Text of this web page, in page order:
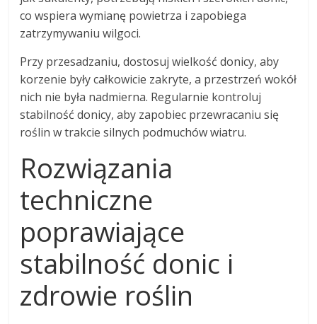
co wspiera wymianę powietrza i zapobiega
zatrzymywaniu wilgoci.
Przy przesadzaniu, dostosuj wielkość donicy, aby
korzenie były całkowicie zakryte, a przestrzeń wokół
nich nie była nadmierna. Regularnie kontroluj
stabilność donicy, aby zapobiec przewracaniu się
roślin w trakcie silnych podmuchów wiatru.
Rozwiązania
techniczne
poprawiające
stabilność donic i
zdrowie roślin